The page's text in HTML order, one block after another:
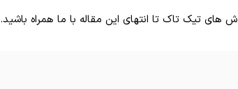
های تیک تاک تا انتهای این مقاله با ما همراه باشید.